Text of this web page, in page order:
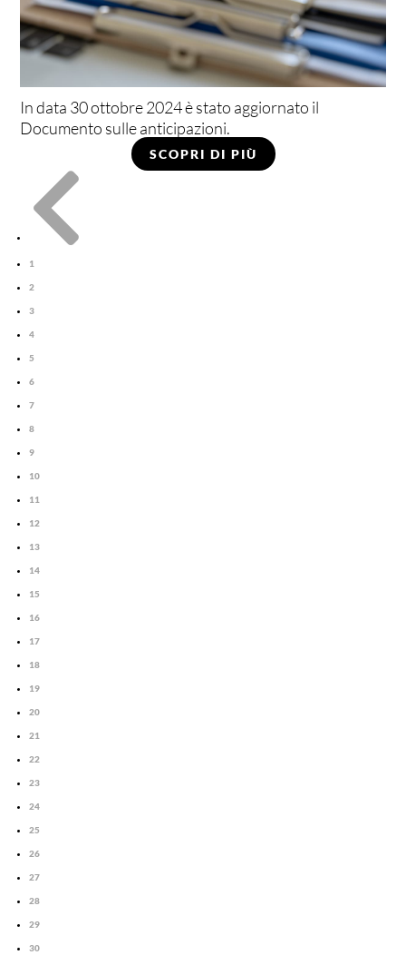
In data 30 ottobre 2024 è stato aggiornato il
Documento sulle anticipazioni.
SCOPRI DI PIÙ

1
2
3
4
5
6
7
8
9
10
11
12
13
14
15
16
17
18
19
20
21
22
23
24
25
26
27
28
29
30